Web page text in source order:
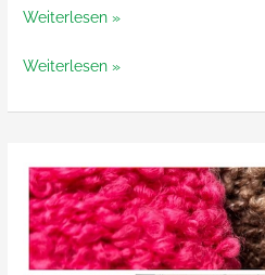
Cozi
Zealana
Weiterlesen »
Cozi
Weiterlesen »